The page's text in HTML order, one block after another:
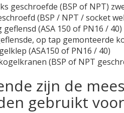
geschroefde (BSP of NPT)
(BSP / NPT / socket
geflensd (ASA 150 of PN16 /
op tap gemonteerde
(ASA150 of PN16 / 40)
(BSP of NPT
zijn de
gebruikt